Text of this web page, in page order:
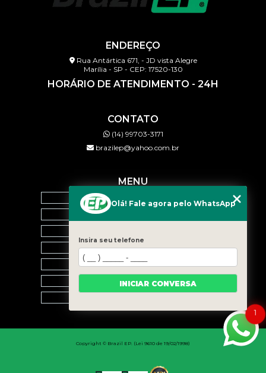
ENDEREÇO
Rua Antártica 671, - JD vista Alegre
Marília - SP - CEP: 17520-130
HORÁRIO DE ATENDIMENTO - 24H
CONTATO
(14) 99703-3171
brazilep@yahoo.com.br
MENU
HOME
BLOG
CONTATO
CATEGORIAS
Copyright © Brazil EP. (Lei 9610 de 19/02/1998)
1
Olá! Fale agora pelo WhatsApp
Insira seu telefone
INICIAR CONVERSA